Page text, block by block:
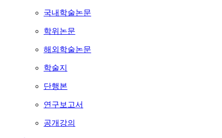
국내학술논문
학위논문
해외학술논문
학술지
단행본
연구보고서
공개강의